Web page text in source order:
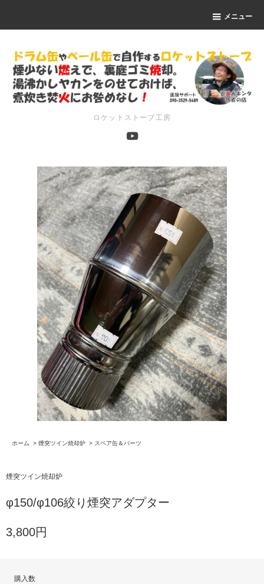
メニュー
ロケットストーブ工房
ホーム > 煙突ツイン焼却炉 > スペア缶＆パーツ
煙突ツイン焼却炉
φ150/φ106絞り煙突アダプター
3,800円
購入数